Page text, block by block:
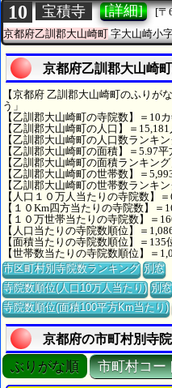
10 宝積寺 [詳細]
[〒
京都府乙訓郡大山崎町 字大山崎小
京都府乙訓郡大山崎
【京都府 乙訓郡大山崎町のふりが
う」
【乙訓郡大山崎町の寺院数】＝10
【乙訓郡大山崎町の人口】＝15,181
【乙訓郡大山崎町の人口数ランキ
【乙訓郡大山崎町の面積】＝5.97平
【乙訓郡大山崎町の面積ランキン
【乙訓郡大山崎町の世帯数】＝
【乙訓郡大山崎町の世帯数ランキ
【人口１０万人当たりの寺院数】
【１０Km四方当たりの寺院数】＝
【１０万世帯当たりの寺院数】＝
【人口当たりの寺院数順位】＝
【面積当たりの寺院数順位】＝135
【世帯数当たりの寺院数順位】＝
市区町村別寺院数ランキング 別窓
寺院数順位(人口10万人当たり) 別窓
寺院数順位(面積100平方Km当たり)
京都府の市町村別寺
ぶりがな順 市町村コー